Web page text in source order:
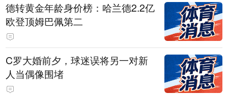
德转黄金年龄身价榜：哈兰德2.2亿
欧登顶姆巴佩第二
C罗大婚前夕，球迷误将另一对新
人当偶像围堵